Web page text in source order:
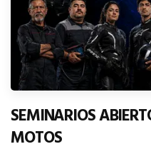
SEMINARIOS
MOTOS